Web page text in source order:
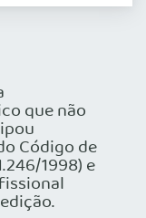
que não
Código de
1998) e